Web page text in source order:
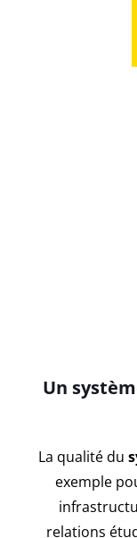
Un
La qualité du
exemple
relations